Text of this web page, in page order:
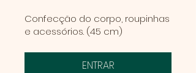
Confecção do corpo, roupinhas
e acessórios. (45 cm)
ENTRAR